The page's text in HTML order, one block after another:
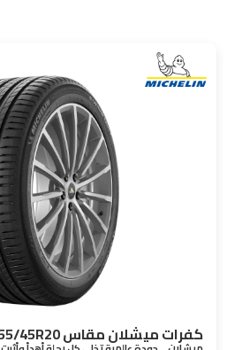
كفرات ميشلان مقاس 255/45R20